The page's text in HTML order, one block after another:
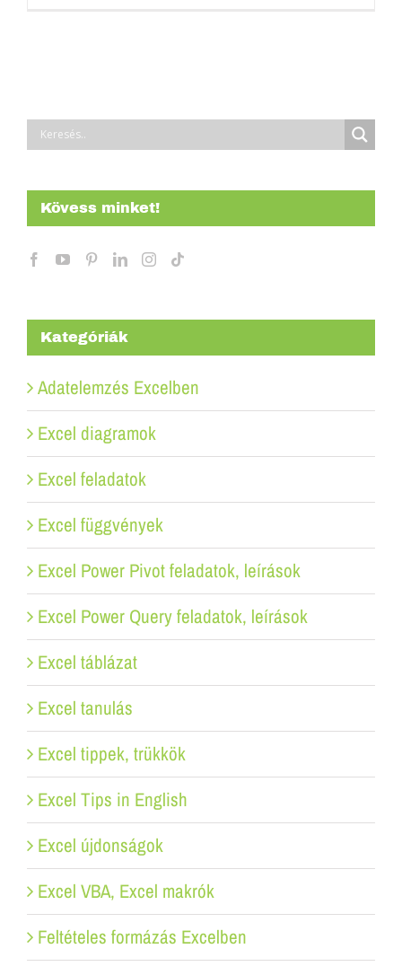
Kövess minket!
Kategóriák
Adatelemzés Excelben
Excel diagramok
Excel feladatok
Excel függvények
Excel Power Pivot feladatok, leírások
Excel Power Query feladatok, leírások
Excel táblázat
Excel tanulás
Excel tippek, trükkök
Excel Tips in English
Excel újdonságok
Excel VBA, Excel makrók
Feltételes formázás Excelben